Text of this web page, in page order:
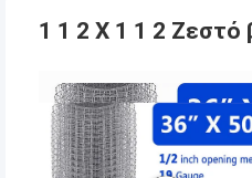
1 1 2 X 1 1 2